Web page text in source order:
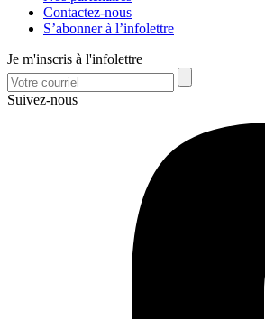
Contactez-nous
S’abonner à l’infolettre
Je m'inscris à l'infolettre
Suivez-nous